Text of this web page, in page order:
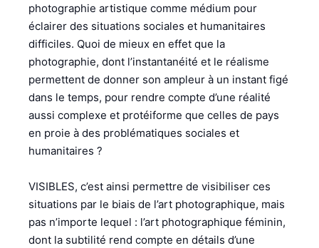
photographie artistique comme médium pour
éclairer des situations sociales et humanitaires
difficiles. Quoi de mieux en effet que la
photographie, dont l’instantanéité et le réalisme
permettent de donner son ampleur à un instant figé
dans le temps, pour rendre compte d’une réalité
aussi complexe et protéiforme que celles de pays
en proie à des problématiques sociales et
humanitaires ?
VISIBLES, c’est ainsi permettre de visibiliser ces
situations par le biais de l’art photographique, mais
pas n’importe lequel : l’art photographique féminin,
dont la subtilité rend compte en détails d’une